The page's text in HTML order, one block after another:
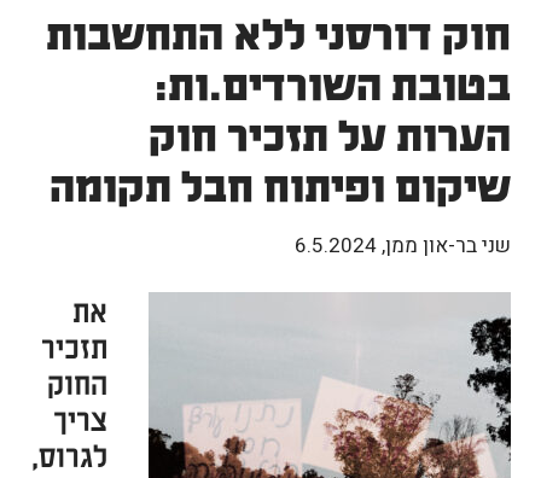
חוק דורסני ללא התחשבות
בטובת השורדים.ות:
הערות על תזכיר חוק
שיקום ופיתוח חבל תקומה
שני בר-און ממן,
6.5.2024
את
תזכיר
החוק
צריך
לגרוס,